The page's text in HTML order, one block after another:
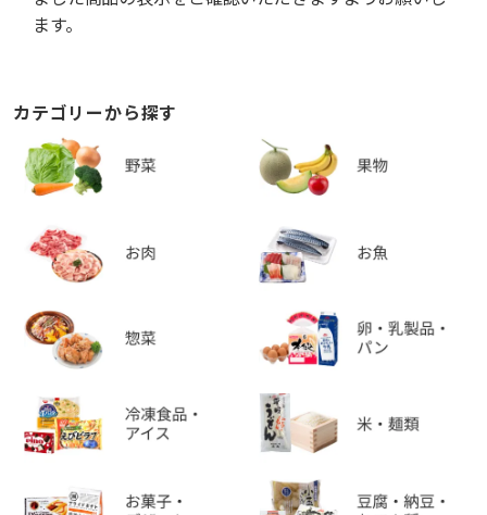
ます。
カテゴリーから探す